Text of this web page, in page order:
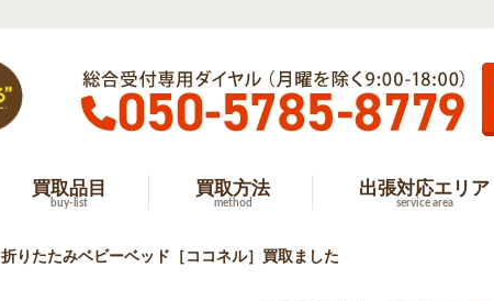
買取品目
buy-list
買取方法
method
出張対応エリア
service area
折りたたみベビーベッド［ココネル］買取ました